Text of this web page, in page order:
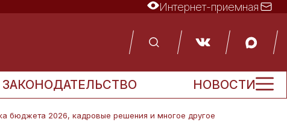
Интернет-приемная
ЗАКОНОДАТЕЛЬСТВО НОВОСТИ
бюджета 2026, кадровые решения и многое другое